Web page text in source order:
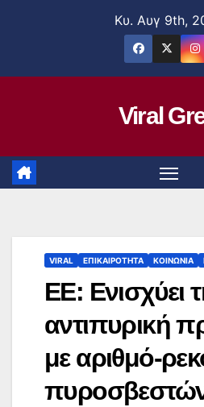
Κυ. Αυγ 9th,
Viral
VIRAL ΕΠΙΚΑΙΡΟΤΗΤΑ ΚΟΙΝΩΝΙΑ
ΕΕ: Ενισχύει
αντιπυρική
με αριθμό-